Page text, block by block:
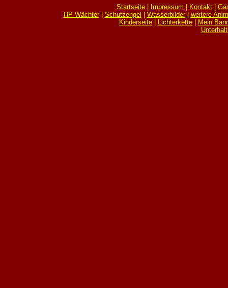
Startseite Impressum Kontakt
HP Wächter| Schutzengel Wasserbilder| weitere
Kinderseite
Lichterkette
Mein